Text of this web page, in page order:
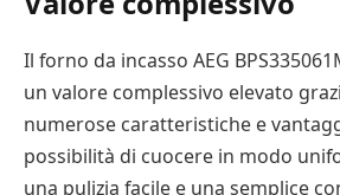
Il forno da incasso AEG
un valore complessivo elevato
numerose caratteristiche e
possibilità di cuocere in modo
una pulizia facile e una semplice